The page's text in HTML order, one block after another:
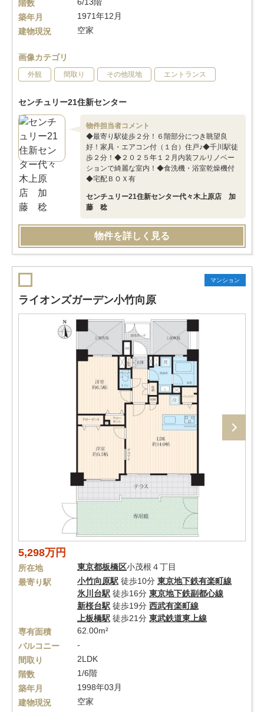
階数
築年月
1971年12月
建物現況
空家
画像カテゴリ
外観 間取り その他現地 エントランス
センチュリー21住新センター
物件担当者コメント
◆最寄り駅徒歩２分！６階部分につき眺望良
好！家具・エアコン付（１台）住戸♪◆千川駅徒
歩２分！◆２０２５年１２月内装フルリノベー
ションで綺麗な室内！◆食洗機・浴室乾燥機付
◆宅配ＢＯＸ有
センチュリー21住新センター代々木上原店 加
藤 稔
物件を詳しく見る
マンション
ライオンズガーデン小竹向原
5,298万円
所在地 東京都板橋区小茂根４丁目
最寄り駅
小竹向原駅 徒歩10分 東京地下鉄有楽町線
氷川台駅 徒歩16分 東京地下鉄副都心線
新桜台駅 徒歩19分 西武有楽町線
上板橋駅 徒歩21分 東武鉄道東上線
専有面積
62.00m²
バルコニー
-
間取り
2LDK
階数
1/6階
築年月
1998年03月
建物現況
空家